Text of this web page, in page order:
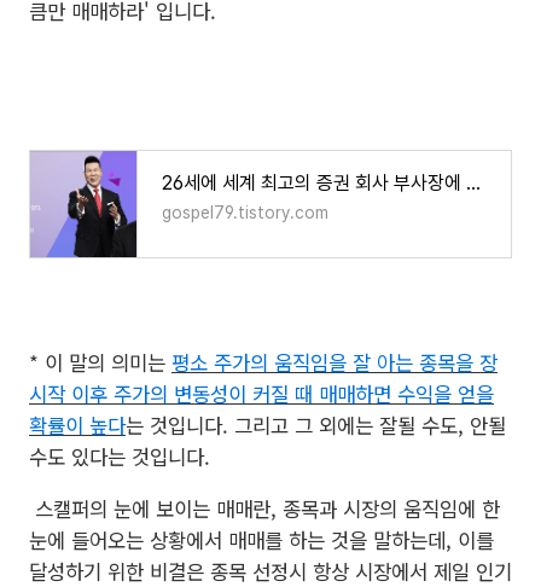
큼만 매매하라' 입니다.
26세에 세계 최고의 증권 회사 부사장에 오른 한국인의 성공 스토리
gospel79.tistory.com
* 이 말의 의미는 평소 주가의 움직임을 잘 아는 종목을 장
시작 이후 주가의 변동성이 커질 때 매매하면 수익을 얻을
확률이 높다는 것입니다. 그리고 그 외에는 잘될 수도, 안될
수도 있다는 것입니다.
스캘퍼의 눈에 보이는 매매란, 종목과 시장의 움직임에 한
눈에 들어오는 상황에서 매매를 하는 것을 말하는데, 이를
달성하기 위한 비결은 종목 선정시 항상 시장에서 제일 인기